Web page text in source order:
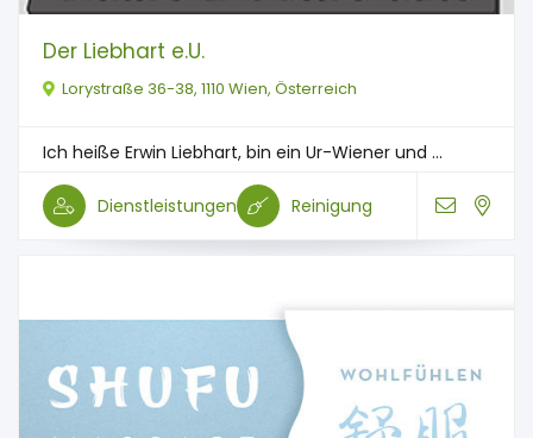
Der Liebhart e.U.
Lorystraße 36-38, 1110 Wien, Österreich
Ich heiße Erwin Liebhart, bin ein Ur-Wiener und ...
Dienstleistungen Reinigung